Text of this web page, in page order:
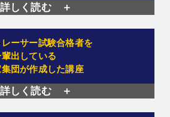
詳しく読む ＋
ーサー試験合格者を
輩出している
団が作成した講座
詳しく読む ＋